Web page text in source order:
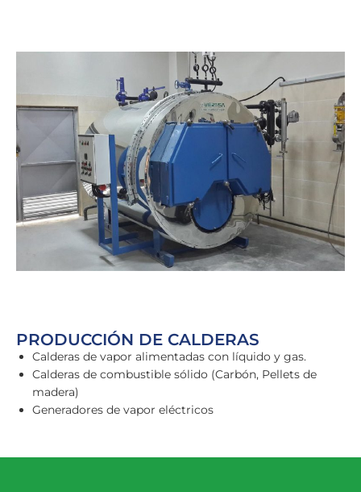
PRODUCCIÓN DE CALDERAS
Calderas de vapor alimentadas con líquido y gas.
Calderas de combustible sólido (Carbón, Pellets de
madera)
Generadores de vapor eléctricos